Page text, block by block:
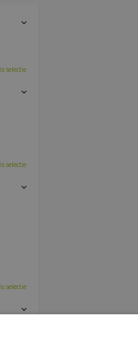
selectie
selectie
selectie